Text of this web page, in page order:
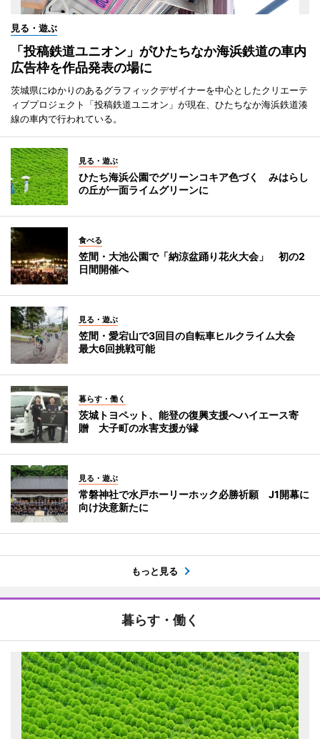
見る・遊ぶ
「投稿鉄道ユニオン」がひたちなか海浜鉄道の車内
広告枠を作品発表の場に
茨城県にゆかりのあるグラフィックデザイナーを中心としたクリエーテ
ィブプロジェクト「投稿鉄道ユニオン」が現在、ひたちなか海浜鉄道湊
線の車内で行われている。
見る・遊ぶ
ひたち海浜公園でグリーンコキア色づく みはらし
の丘が一面ライムグリーンに
食べる
笠間・大池公園で「納涼盆踊り花火大会」 初の2
日間開催へ
見る・遊ぶ
笠間・愛宕山で3回目の自転車ヒルクライム大会
最大6回挑戦可能
暮らす・働く
茨城トヨペット、能登の復興支援へハイエース寄
贈 大子町の水害支援が縁
見る・遊ぶ
常磐神社で水戸ホーリーホック必勝祈願 J1開幕に
向け決意新たに
もっと見る
暮らす・働く